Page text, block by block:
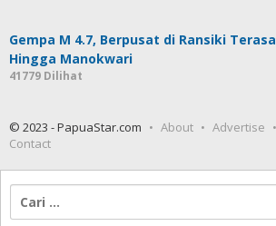
Gempa M 4.7, Berpusat di Ransiki Terasa
Hingga Manokwari
41779 Dilihat
© 2023 - PapuaStar.com About Advertise
Contact
untuk: